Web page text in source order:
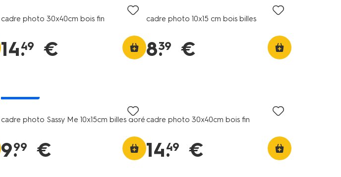
cadre photo 30x40cm bois fin
14.
49 €
cadre photo 10x15 cm bois billes
8.
39 €
cadre photo Sassy Me 10x15cm billes doré
9.
99 €
cadre photo 30x40cm bois fin
14.
49 €